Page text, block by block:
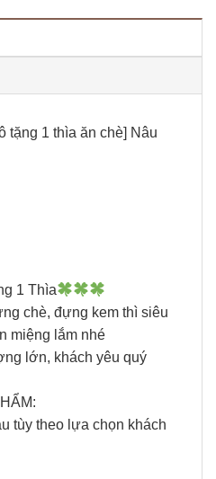
tặng 1 thìa ăn chè] Nâu
1 Thìa
chè, đựng kem thì siêu
miệng lắm nhé
lớn, khách yêu quý
tùy theo lựa chọn khách